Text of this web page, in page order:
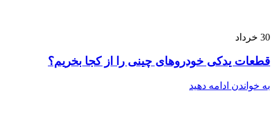
30 خرداد
قطعات یدکی خودروهای چینی را از کجا بخریم؟
به خواندن ادامه دهید